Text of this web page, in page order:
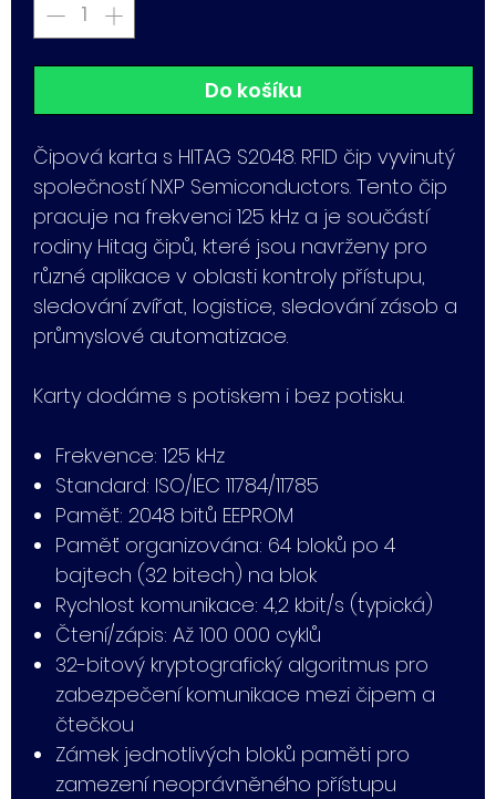
Do košíku
Čipová karta s HITAG S2048. RFID čip vyvinutý
společností NXP Semiconductors. Tento čip
pracuje na frekvenci 125 kHz a je součástí
rodiny Hitag čipů, které jsou navrženy pro
různé aplikace v oblasti kontroly přístupu,
sledování zvířat, logistice, sledování zásob a
průmyslové automatizace.
Karty dodáme s potiskem i bez potisku.
Frekvence: 125 kHz
Standard: ISO/IEC 11784/11785
Paměť: 2048 bitů EEPROM
Paměť organizována: 64 bloků po 4
bajtech (32 bitech) na blok
Rychlost komunikace: 4,2 kbit/s (typická)
Čtení/zápis: Až 100 000 cyklů
32-bitový kryptografický algoritmus pro
zabezpečení komunikace mezi čipem a
čtečkou
Zámek jednotlivých bloků paměti pro
zamezení neoprávněného přístupu